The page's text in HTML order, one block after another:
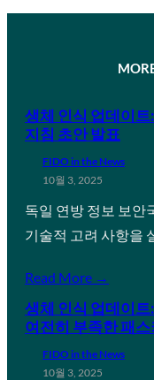
생체 인식 업데이
지침 초안 발표
FIDO in the News
10월 3, 2025
독일 연방 정보 보안
기술적 고려 사항을
Read More →
생체 인식 업데이
여전히 부족한 패
FIDO in the News
10월 3, 2025